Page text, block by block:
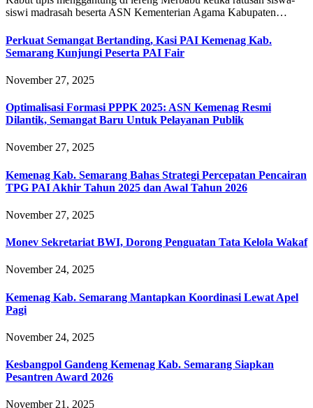
siswi madrasah beserta ASN Kementerian Agama Kabupaten…
Perkuat Semangat Bertanding, Kasi PAI Kemenag Kab.
Semarang Kunjungi Peserta PAI Fair
November 27, 2025
Optimalisasi Formasi PPPK 2025: ASN Kemenag Resmi
Dilantik, Semangat Baru Untuk Pelayanan Publik
November 27, 2025
Kemenag Kab. Semarang Bahas Strategi Percepatan Pencairan
TPG PAI Akhir Tahun 2025 dan Awal Tahun 2026
November 27, 2025
Monev Sekretariat BWI, Dorong Penguatan Tata Kelola Wakaf
November 24, 2025
Kemenag Kab. Semarang Mantapkan Koordinasi Lewat Apel
Pagi
November 24, 2025
Kesbangpol Gandeng Kemenag Kab. Semarang Siapkan
Pesantren Award 2026
November 21, 2025